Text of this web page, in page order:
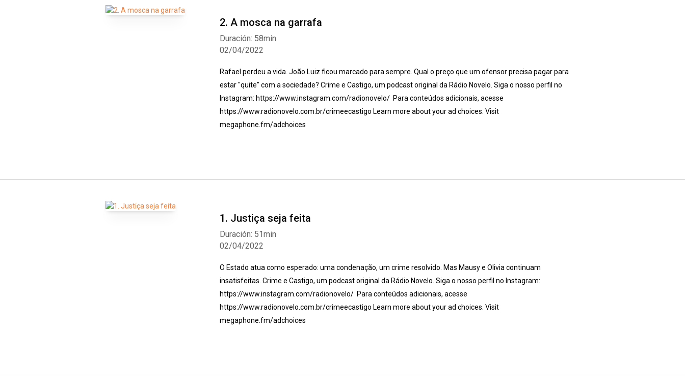
2. A mosca na garrafa
02/04/2022
Duración: 58min
Rafael perdeu a vida. João Luiz ficou marcado para sempre. Qual o preço que um ofensor precisa pagar para
estar "quite" com a sociedade? Crime e Castigo, um podcast original da Rádio Novelo. Siga o nosso perfil no
Instagram: https://www.instagram.com/radionovelo/ Para conteúdos adicionais, acesse
https://www.radionovelo.com.br/crimeecastigo Learn more about your ad choices. Visit
megaphone.fm/adchoices
1. Justiça seja feita
02/04/2022
Duración: 51min
O Estado atua como esperado: uma condenação, um crime resolvido. Mas Mausy e Olivia continuam
insatisfeitas. Crime e Castigo, um podcast original da Rádio Novelo. Siga o nosso perfil no Instagram:
https://www.instagram.com/radionovelo/ Para conteúdos adicionais, acesse
https://www.radionovelo.com.br/crimeecastigo Learn more about your ad choices. Visit
megaphone.fm/adchoices